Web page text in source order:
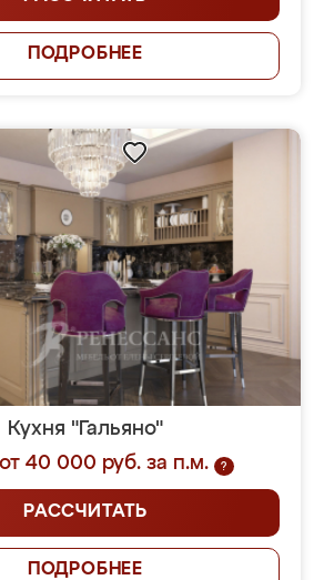
ПОДРОБНЕЕ
Кухня "Гальяно"
40 000 руб. за п.м.
?
РАССЧИТАТЬ
ПОДРОБНЕЕ